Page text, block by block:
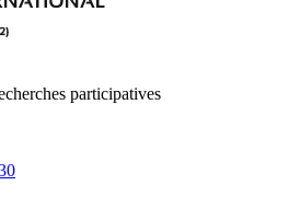
participatives